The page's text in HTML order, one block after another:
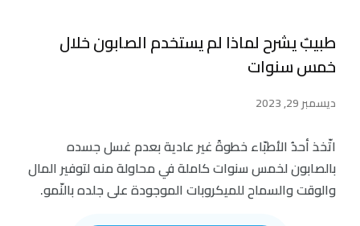
طبيبٌ يشرح لماذا لم يستخدم الصابون خلال
خمس سنوات
ديسمبر 29, 2023
اتّخذ أحدُ الأطبّاء خطوةً غير عادية بعدم غسل جسده
بالصابون لخمس سنوات كاملة في محاولة منه لتوفير المال
والوقت والسماح للميكروبات الموجودة على جلده بالنّمو.